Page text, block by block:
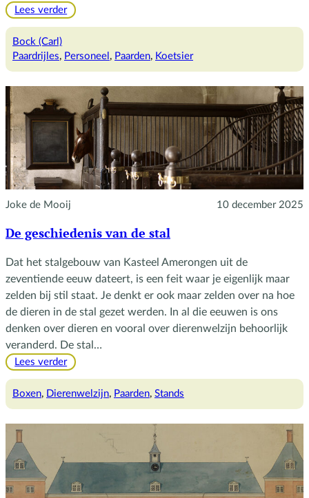
Lees verder:
de
Bock (Carl)
Paardrijles, Personeel , Paarden, Koetsier
Joke de Mooij 10 december 2025
De geschiedenis van de stal
Dat het stalgebouw van Kasteel Amerongen uit de
zeventiende eeuw dateert, is een feit waar je eigenlijk maar
zelden bij stil staat. Je denkt er ook maar zelden over na hoe
de dieren in de stal gezet werden. In al die eeuwen is ons
denken over dieren en vooral over dierenwelzijn behoorlijk
veranderd. De stal…
Lees verder:
geschiedenis
Boxen, Dierenwelzijn, Paarden, Stands